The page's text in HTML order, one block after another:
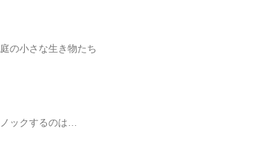
庭の小さな生き物たち
ノックするのは…